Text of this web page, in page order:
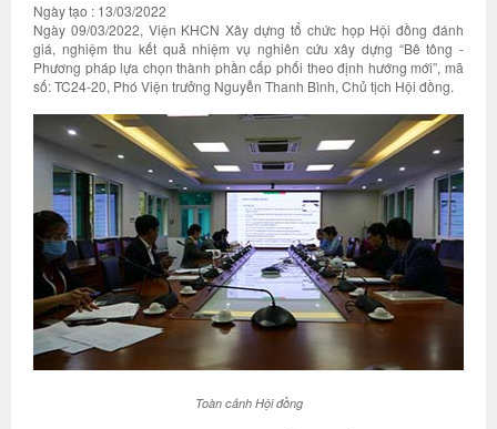
Ngày tạo : 13/03/2022
Ngày 09/03/2022, Viện KHCN Xây dựng tổ chức họp Hội đồng đánh
giá, nghiệm thu kết quả nhiệm vụ nghiên cứu xây dựng “Bê tông -
Phương pháp lựa chọn thành phần cấp phối theo định hướng mới”, mã
số: TC24-20, Phó Viện trưởng Nguyễn Thanh Bình, Chủ tịch Hội đồng.
Toàn cảnh Hội đồng